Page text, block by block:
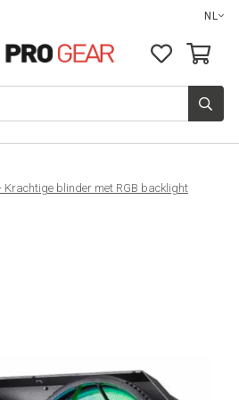
NL
Krachtige blinder met RGB backlight